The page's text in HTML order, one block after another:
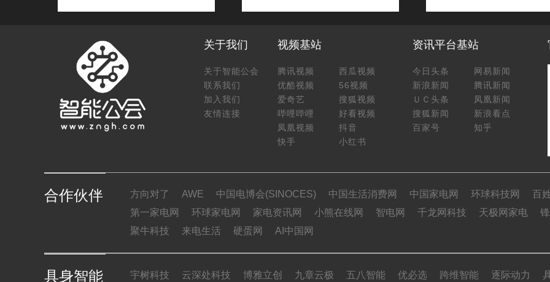
关于我们
关于智能公会
联系我们
加入我们
友情连接
视频基站
腾讯视频
西瓜视频
优酷视频
56视频
爱奇艺
搜狐视频
哔哩哔哩
好看视频
凤凰视频
抖音
快手
小红书
资讯平台基站
今日头条
网易新闻
新浪新闻
腾讯新闻
ＵＣ头条
凤凰新闻
搜狐新闻
新浪看点
百家号
知乎
合作伙伴 方向对了 AWE 中国电博会(SINOCES) 中国生活消费网 中国家电网 环球科技网
百
第一家电网
环球家电网 家电资讯网 小熊在线网 智电网 千龙网科技 天极网家电
聚牛科技
来电生活 硬蛋网 AI中国网
具身智能 宇树科技 云深处科技 博雅立创 九章云极 五八智能 优必选 跨维智能 逐际动力